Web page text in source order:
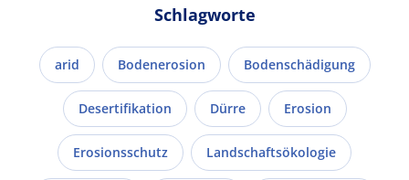
Schlagworte
arid Bodenerosion Bodenschädigung
Desertifikation Dürre Erosion
Erosionsschutz Landschaftsökologie